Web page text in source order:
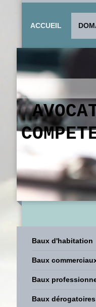
ACCUEIL
Baux d'habitation
Baux
Baux
Baux dérogatoires